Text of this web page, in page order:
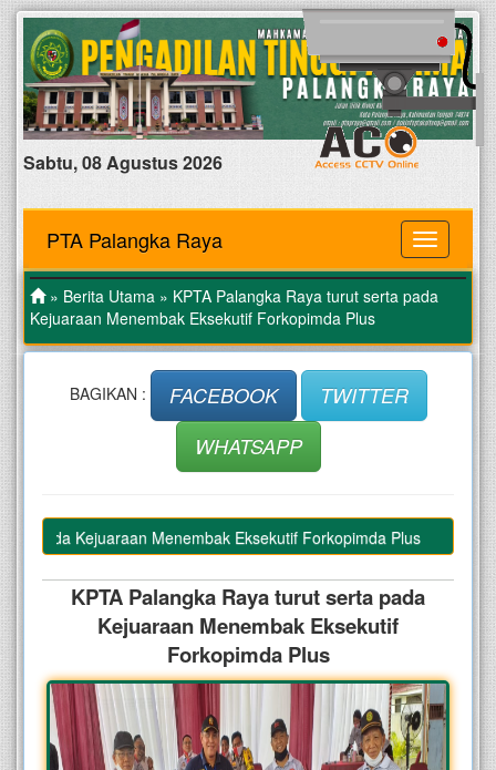
Sabtu, 08 Agustus 2026
MENU
PTA Palangka Raya
» Berita Utama » KPTA Palangka Raya turut serta pada
Kejuaraan Menembak Eksekutif Forkopimda Plus
BAGIKAN : FACEBOOK
TWITTER
WHATSAPP
pada Kejuaraan Menembak Eksekutif Forkopimda Plus
KPTA Palangka Raya turut serta pada
Kejuaraan Menembak Eksekutif
Forkopimda Plus